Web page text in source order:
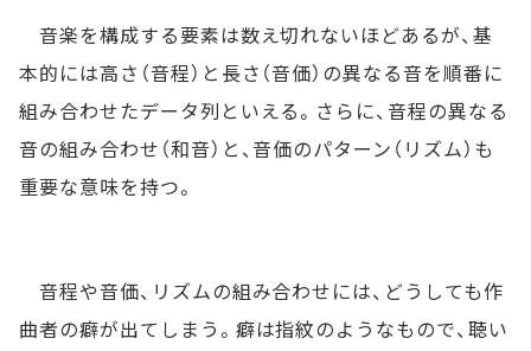
音楽を構成する要素は数え切れないほどあるが、基
本的には高さ（音程）と長さ（音価）の異なる音を順番に
組み合わせたデータ列といえる。さらに、音程の異なる
音の組み合わせ（和音）と、音価のパターン（リズム）も
重要な意味を持つ。
音程や音価、リズムの組み合わせには、どうしても作
曲者の癖が出てしまう。癖は指紋のようなもので、聴い